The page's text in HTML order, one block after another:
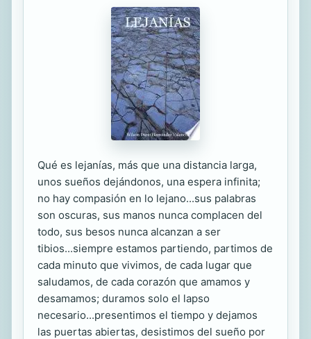
Qué es lejanías, más que una distancia larga,
unos sueños dejándonos, una espera infinita;
no hay compasión en lo lejano...sus palabras
son oscuras, sus manos nunca complacen del
todo, sus besos nunca alcanzan a ser
tibios...siempre estamos partiendo, partimos de
cada minuto que vivimos, de cada lugar que
saludamos, de cada corazón que amamos y
desamamos; duramos solo el lapso
necesario...presentimos el tiempo y dejamos
las puertas abiertas, desistimos del sueño por